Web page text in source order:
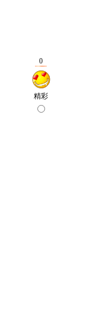
0
精彩